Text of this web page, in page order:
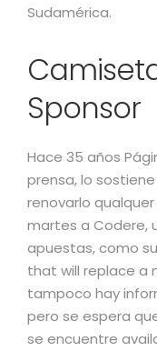
Sudamérica.
Sponsor
Hace 35 años
prensa, lo
renovarlo
martes a Codere,
apuestas, como
that will replace a
tampoco hay
pero se espera
se encuentre